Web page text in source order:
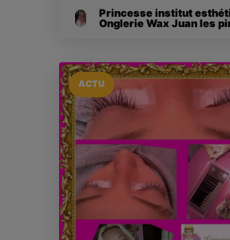
Princesse institut
Onglerie Wax Juan les
ACTU